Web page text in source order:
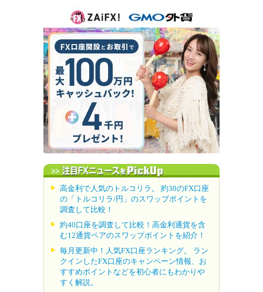
高金利で人気のトルコリラ。 約30のFX口座
の「トルコリラ/円」のスワップポイントを
調査して比較！
約40口座を調査して比較！高金利通貨を含
む12通貨ペアのスワップポイントを紹介！
毎月更新中！人気FX口座ランキング。 ラン
クインしたFX口座のキャンペーン情報、お
すすめポイントなどを初心者にもわかりや
すく解説。